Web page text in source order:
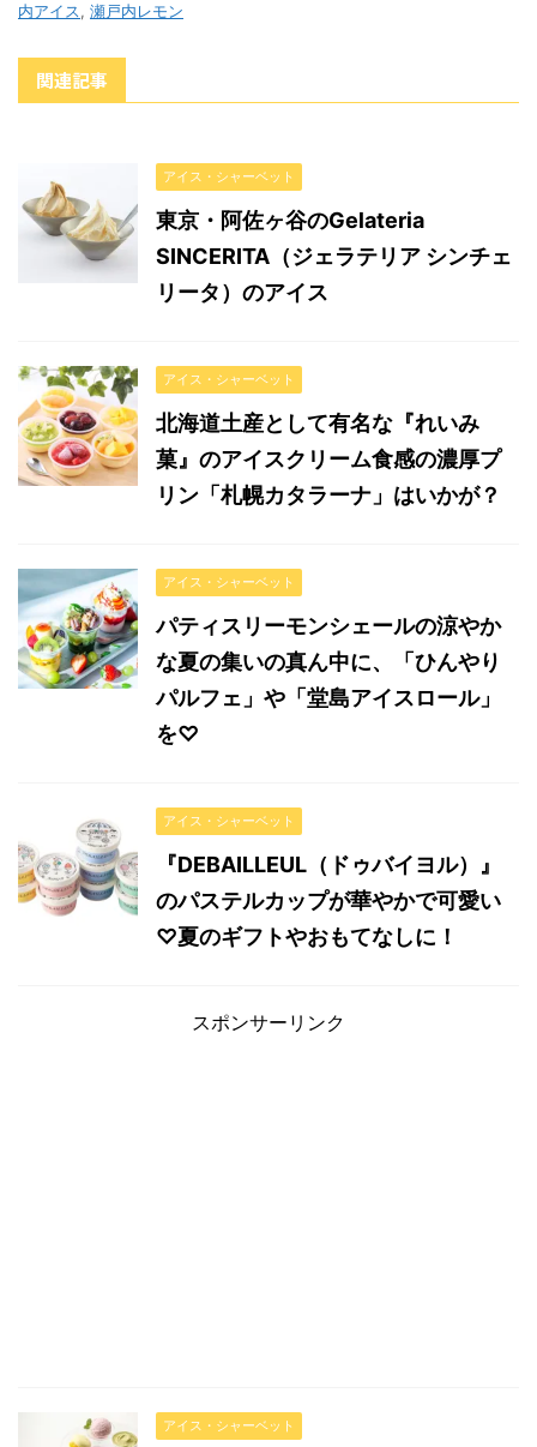
内アイス, 瀬戸内レモン
関連記事
アイス・シャーベット
東京・阿佐ヶ谷のGelateria
SINCERITA（ジェラテリア シンチェ
リータ）のアイス
アイス・シャーベット
北海道土産として有名な『れいみ
菓』のアイスクリーム食感の濃厚プ
リン「札幌カタラーナ」はいかが？
アイス・シャーベット
パティスリーモンシェールの涼やか
な夏の集いの真ん中に、「ひんやり
パルフェ」や「堂島アイスロール」
を♡
アイス・シャーベット
『DEBAILLEUL（ドゥバイヨル）』
のパステルカップが華やかで可愛い
♡夏のギフトやおもてなしに！
スポンサーリンク
アイス・シャーベット